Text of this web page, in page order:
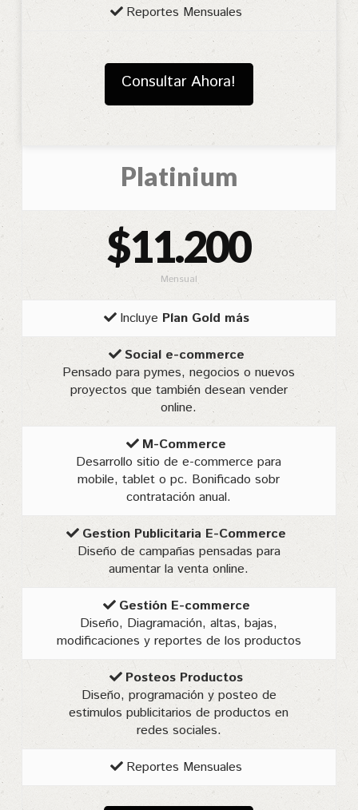
Reportes Mensuales
Consultar Ahora!
Platinium
$11.200
Mensual
Incluye Plan Gold más
Social e-commerce
Pensado para pymes, negocios o nuevos
proyectos que también desean vender
online.
M-Commerce
Desarrollo sitio de e-commerce para
mobile, tablet o pc. Bonificado sobr
contratación anual.
Gestion Publicitaria E-Commerce
Diseño de campañas pensadas para
aumentar la venta online.
Gestión E-commerce
Diseño, Diagramación, altas, bajas,
modificaciones y reportes de los productos
Posteos Productos
Diseño, programación y posteo de
estimulos publicitarios de productos en
redes sociales.
Reportes Mensuales